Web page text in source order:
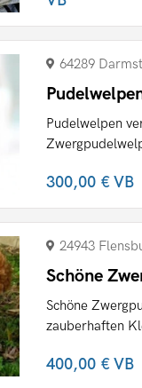
64289
Pudelwelpen
300,00 €VB
24943
Schöne
Schöne
zauberhaften
400,00 €VB